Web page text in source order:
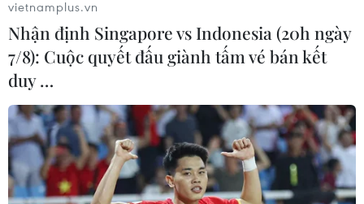
vietnamplus.vn
Nhận định Singapore vs Indonesia (20h ngày
7/8): Cuộc quyết đấu giành tấm vé bán kết
duy …